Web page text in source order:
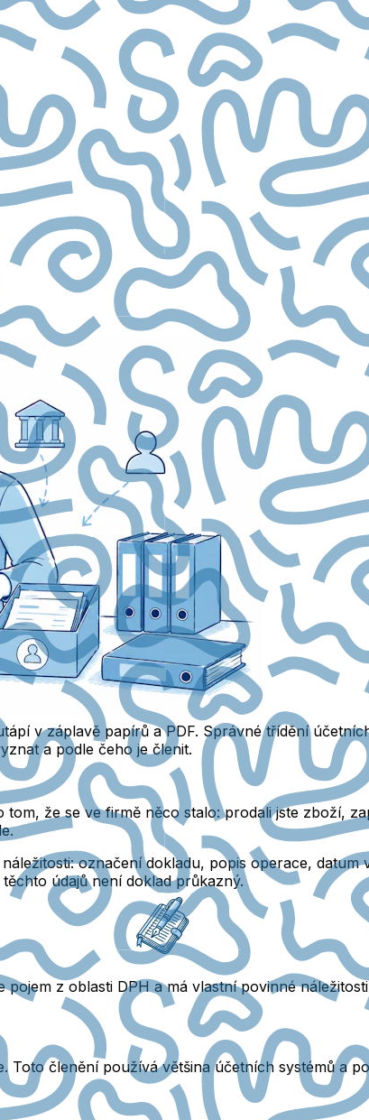
v záplavě papírů a PDF. Správné třídění
a podle čeho je členit.
že se ve firmě něco stalo: prodali jste zboží,
označení dokladu, popis operace,
údajů není doklad průkazný.
pojem z oblasti DPH a má vlastní povinné
Toto členění používá většina účetních systémů a